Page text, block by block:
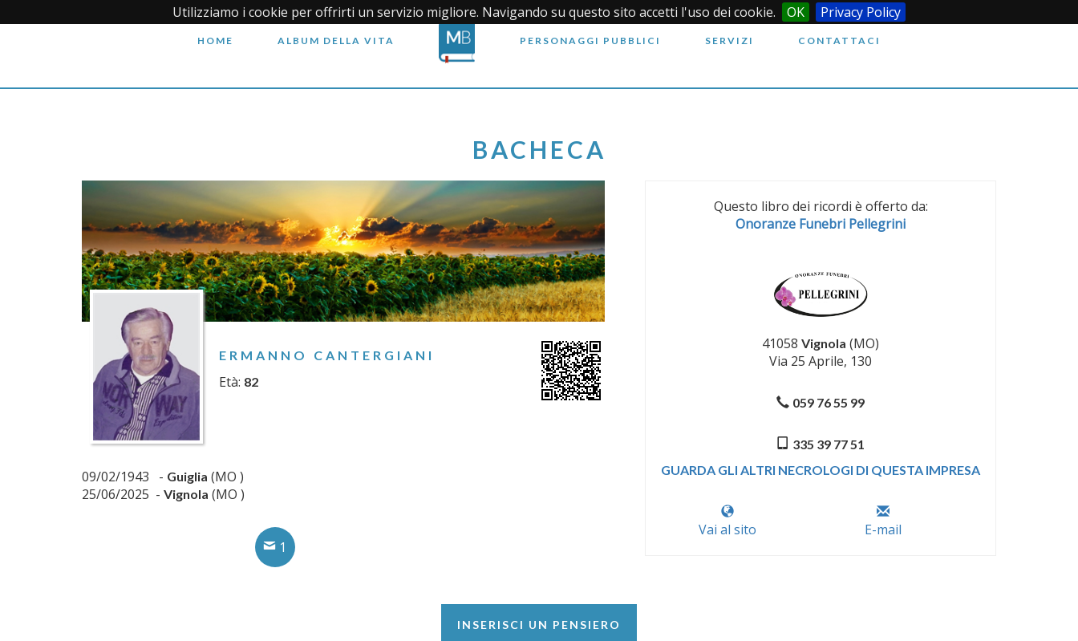
Utilizziamo i cookie per offrirti un servizio migliore. Navigando su questo sito accetti l'uso dei cookie. OK Privacy Policy
HOME ALBUM DELLA VITA PERSONAGGI PUBBLICI SERVIZI CONTATTACI
BACHECA
ERMANNO CANTERGIANI
Età: 82
09/02/1943 - Guiglia (MO )
25/06/2025 - Vignola (MO )
1
Questo libro dei ricordi è offerto da:
Onoranze Funebri Pellegrini
41058Vignola (MO)
Via 25 Aprile, 130
059 76 55 99
335 39 77 51
GUARDA GLI ALTRI NECROLOGI DI QUESTA IMPRESA
Vai al sito E-mail
INSERISCI UN PENSIERO